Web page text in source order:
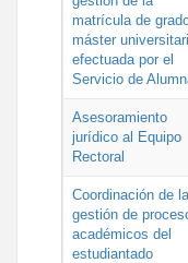
matrícula de
máster
efectuada por el
Servicio de
Asesoramiento
jurídico al Equipo
Rectoral
Coordinación de la
gestión de
académicos del
estudiantado